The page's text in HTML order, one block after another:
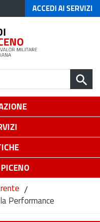
ACCEDI AI SERVIZI
/
Performance